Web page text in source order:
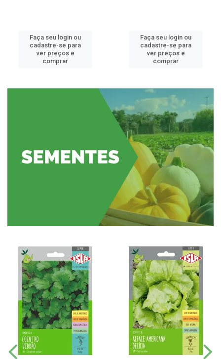
Faça seu login ou
cadastre-se para
ver preços e
comprar
Faça seu login ou
cadastre-se para
ver preços e
comprar